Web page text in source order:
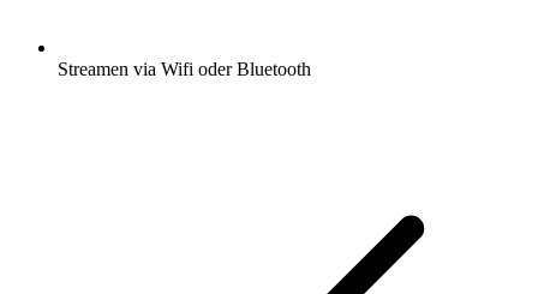
Streamen via Wifi oder Bluetooth